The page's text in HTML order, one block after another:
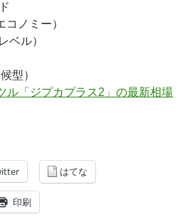
コノミー）
ベル）
型）
ル「ジプカプラス2」の最新相場
はてな
印刷